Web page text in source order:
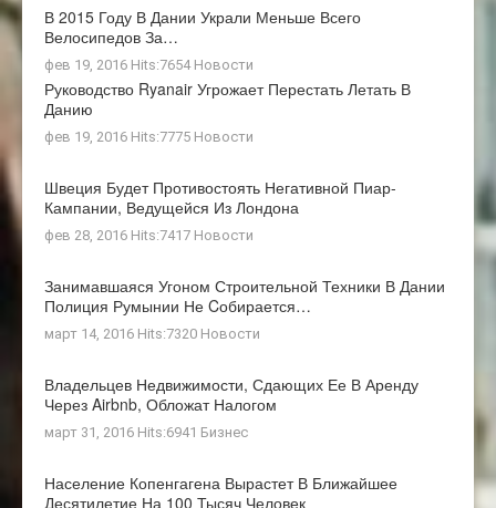
В 2015 Году В Дании Украли Меньше Всего
Велосипедов За…
фев 19, 2016 Hits:7654 Новости
Руководство Ryanair Угрожает Перестать Летать В
Данию
фев 19, 2016 Hits:7775 Новости
Швеция Будет Противостоять Негативной Пиар-
Кампании, Ведущейся Из Лондона
фев 28, 2016 Hits:7417 Новости
Занимавшаяся Угоном Строительной Техники В Дании
Полиция Румынии Не Cобирается…
март 14, 2016 Hits:7320 Новости
Владельцев Недвижимости, Сдающих Ее В Аренду
Через Airbnb, Обложат Налогом
март 31, 2016 Hits:6941 Бизнес
Население Копенгагена Вырастет В Ближайшее
Десятилетие На 100 Тысяч Человек